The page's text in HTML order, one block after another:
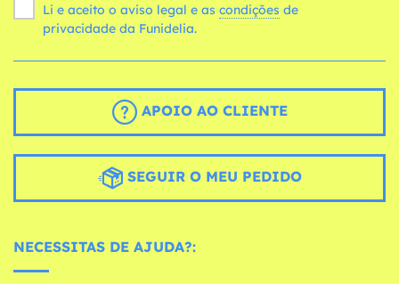
Li e aceito o aviso legal e as condições
privacidade da Funidelia.
APOIO AO CLIENTE
SEGUIR O MEU PEDIDO
NECESSITAS DE AJUDA?: